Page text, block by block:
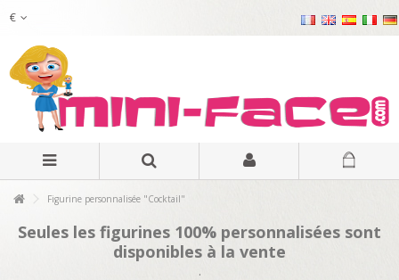
€
Figurine personnalisée "Cocktail"
Seules les figurines 100% personnalisées sont
disponibles à la vente
.